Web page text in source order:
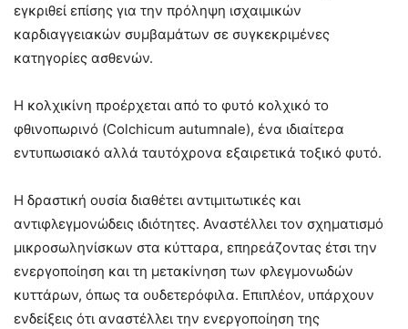
εγκριθεί επίσης για την πρόληψη ισχαιμικών
καρδιαγγειακών συμβαμάτων σε συγκεκριμένες
κατηγορίες ασθενών.
Η κολχικίνη προέρχεται από το φυτό κολχικό το
φθινοπωρινό (Colchicum autumnale), ένα ιδιαίτερα
εντυπωσιακό αλλά ταυτόχρονα εξαιρετικά τοξικό φυτό.
Η δραστική ουσία διαθέτει αντιμιτωτικές και
αντιφλεγμονώδεις ιδιότητες. Αναστέλλει τον σχηματισμό
μικροσωληνίσκων στα κύτταρα, επηρεάζοντας έτσι την
ενεργοποίηση και τη μετακίνηση των φλεγμονωδών
κυττάρων, όπως τα ουδετερόφιλα. Επιπλέον, υπάρχουν
ενδείξεις ότι αναστέλλει την ενεργοποίηση της